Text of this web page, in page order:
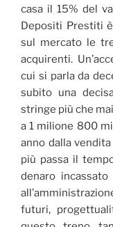
casa il 15% del
Depositi Prestiti
sul mercato le
acquirenti.
cui si parla da
subito una
stringe più che
a 1 milione 800
anno dalla
più passa il
denaro
futuri,